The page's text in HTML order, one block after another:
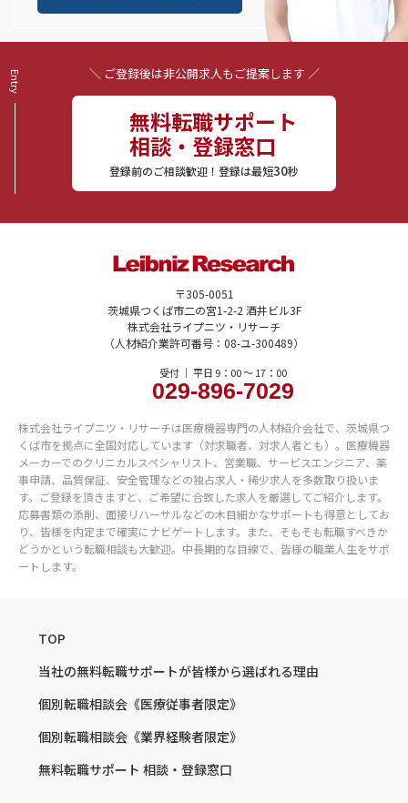
＼ ご登録後は非公開求人もご提案します ／
無料転職サポート
相談・登録窓口
登録前のご相談歓迎！登録は最短30秒
〒305-0051
茨城県つくば市二の宮1-2-2 酒井ビル3F
株式会社ライプニツ・リサーチ
（人材紹介業許可番号：08-ユ-300489）
受付 ｜ 平日 9：00 〜 17：00
029-896-7029
株式会社ライプニツ・リサーチは医療機器専門の人材紹介会社で、茨城県つ
くば市を拠点に全国対応しています（対求職者、対求人者とも）。医療機器
メーカーでのクリニカルスペシャリスト、営業職、サービスエンジニア、薬
事申請、品質保証、安全管理などの独占求人・稀少求人を多数取り扱いま
す。ご登録を頂きますと、ご希望に合致した求人を厳選してご紹介します。
応募書類の添削、面接リハーサルなどの木目細かなサポートも得意としてお
り、皆様を内定まで確実にナビゲートします。また、そもそも転職すべきか
どうかという転職相談も大歓迎。中長期的な目線で、皆様の職業人生をサポ
ートします。
TOP
当社の無料転職サポートが皆様から選ばれる理由
個別転職相談会 《医療従事者限定》
個別転職相談会 《業界経験者限定》
無料転職サポート 相談・登録窓口